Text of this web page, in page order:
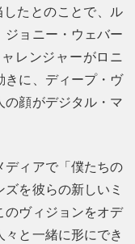
たとのことで、ル
ジョニー・ウェバー
レンジャーがロニ
きに、ディープ・ヴ
顔がデジタル・マ
ディアで「僕たちの
を彼らの新しいミ
のヴィジョンをオデ
と一緒に形にでき